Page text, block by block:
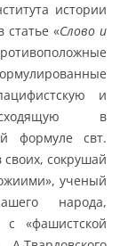
истории
статье «Слово и
и
в
формуле свт.
сокрушай
ученый
народа,
с «фашистской